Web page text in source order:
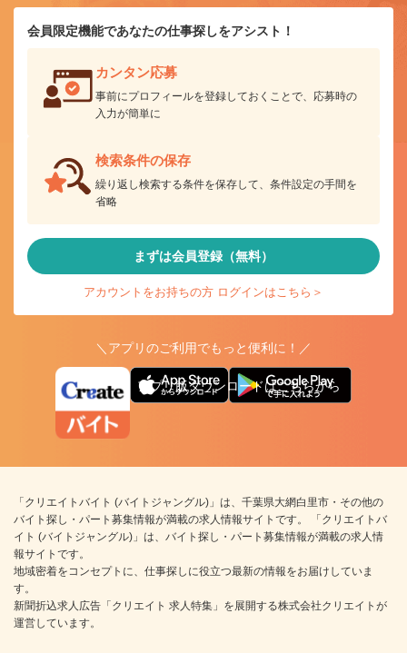
会員限定機能であなたの仕事探しをアシスト！
カンタン応募
事前にプロフィールを登録しておくことで、応募時の
入力が簡単に
検索条件の保存
繰り返し検索する条件を保存して、条件設定の手間を
省略
まずは会員登録（無料）
アカウントをお持ちの方 ログインはこちら＞
＼アプリのご利用でもっと便利に！／
アプリ版ダウンロードはこちらから
「クリエイトバイト (バイトジャングル)」は、千葉県大網白里市・その他の
バイト探し・パート募集情報が満載の求人情報サイトです。 「クリエイトバ
イト (バイトジャングル)」は、バイト探し・パート募集情報が満載の求人情
報サイトです。
地域密着をコンセプトに、仕事探しに役立つ最新の情報をお届けしていま
す。
新聞折込求人広告「クリエイト 求人特集」を展開する株式会社クリエイトが
運営しています。